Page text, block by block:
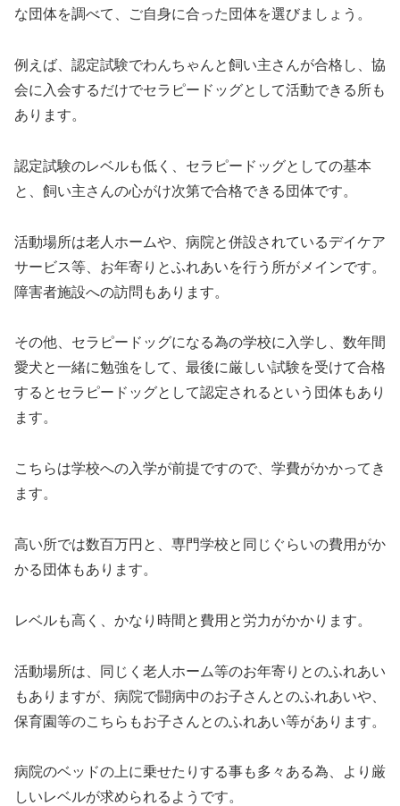
な団体を調べて、ご自身に合った団体を選びましょう。
例えば、認定試験でわんちゃんと飼い主さんが合格し、協
会に入会するだけでセラピードッグとして活動できる所も
あります。
認定試験のレベルも低く、セラピードッグとしての基本
と、飼い主さんの心がけ次第で合格できる団体です。
活動場所は老人ホームや、病院と併設されているデイケア
サービス等、お年寄りとふれあいを行う所がメインです。
障害者施設への訪問もあります。
その他、セラピードッグになる為の学校に入学し、数年間
愛犬と一緒に勉強をして、最後に厳しい試験を受けて合格
するとセラピードッグとして認定されるという団体もあり
ます。
こちらは学校への入学が前提ですので、学費がかかってき
ます。
高い所では数百万円と、専門学校と同じぐらいの費用がか
かる団体もあります。
レベルも高く、かなり時間と費用と労力がかかります。
活動場所は、同じく老人ホーム等のお年寄りとのふれあい
もありますが、病院で闘病中のお子さんとのふれあいや、
保育園等のこちらもお子さんとのふれあい等があります。
病院のベッドの上に乗せたりする事も多々ある為、より厳
しいレベルが求められるようです。